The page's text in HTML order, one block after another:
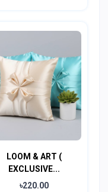
LOOM & ART (
EXCLUSIVE...
৳220.00